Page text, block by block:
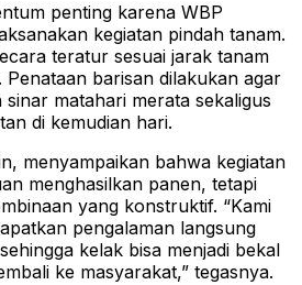
penting karena WBP
kegiatan pindah tanam.
teratur sesuai jarak tanam
barisan dilakukan agar
matahari merata sekaligus
di kemudian hari.
menyampaikan bahwa kegiatan
menghasilkan panen, tetapi
yang konstruktif. “Kami
pengalaman langsung
kelak bisa menjadi bekal
ke masyarakat,” tegasnya.